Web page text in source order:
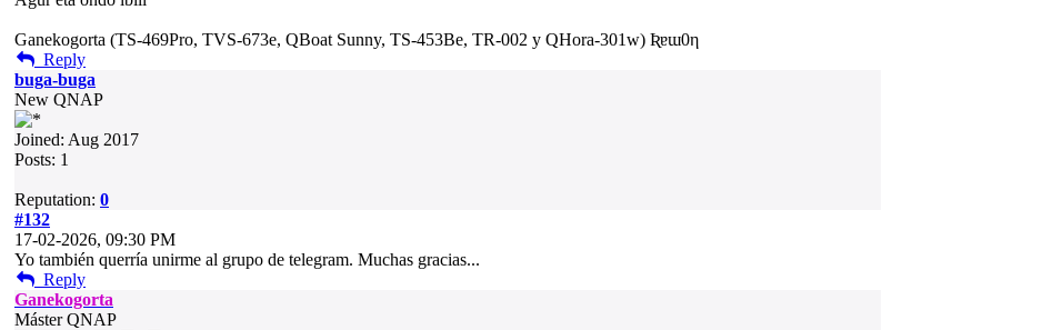
Ganekogorta (TS-469Pro, TVS-673e, QBoat Sunny, TS-453Be, TR-002 y QHora-301w) Ʀɐɯ0η
Reply
buga-buga
New QNAP
Joined: Aug 2017
Posts: 1
Reputation: 0
#132
17-02-2026, 09:30 PM
Yo también querría unirme al grupo de telegram. Muchas gracias...
Reply
Ganekogorta
Máster QNAP